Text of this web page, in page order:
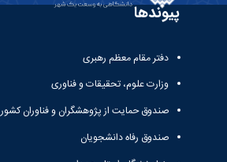
پیوندها
دفتر مقام معظم رهبری
وزارت علوم، تحقیقات و فناوری
صندوق حمایت از پژوهشگران و فناوران کشور
صندوق رفاه دانشجویان